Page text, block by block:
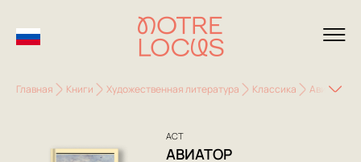
Главная Книги Художественная литература Классика Авиатор
АСТ
АВИАТОР